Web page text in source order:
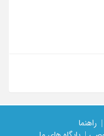
راهنما